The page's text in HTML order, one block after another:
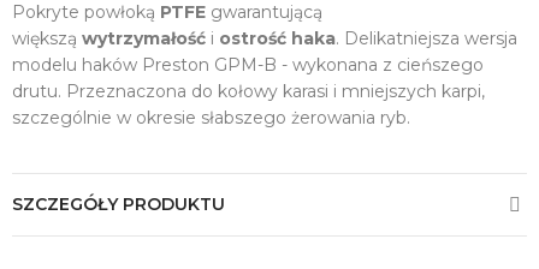
Pokryte powłoką PTFE gwarantującą
większą wytrzymałość i ostrość haka. Delikatniejsza wersja
modelu haków Preston GPM-B - wykonana z cieńszego
drutu. Przeznaczona do kołowy karasi i mniejszych karpi,
szczególnie w okresie słabszego żerowania ryb.
SZCZEGÓŁY PRODUKTU